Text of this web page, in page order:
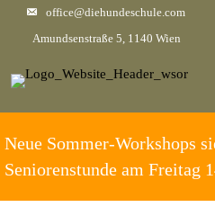
office@diehundeschule.com
Amundsenstraße 5, 1140 Wien
Neue Sommer-Workshops
Seniorenstunde am Freitag